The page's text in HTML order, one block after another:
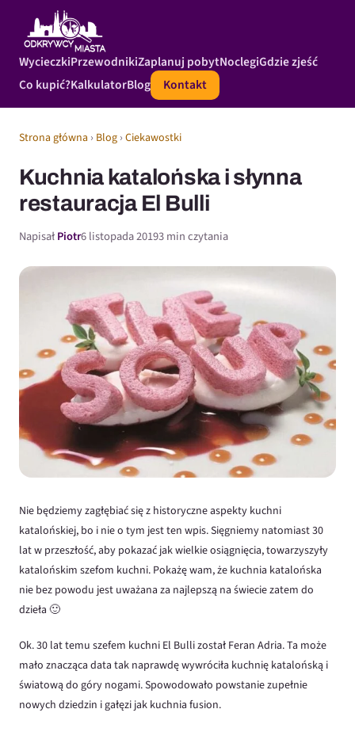
WycieczkiPrzewodnikiZaplanuj pobytNoclegiGdzie zjeść
Co kupić?KalkulatorBlog Kontakt
Strona główna › Blog ›Ciekawostki
Kuchnia katalońska i słynna
restauracja El Bulli
NapisałPiotr6 listopada 20193 min czytania
Nie będziemy zagłębiać się z historyczne aspekty kuchni
katalońskiej, bo i nie o tym jest ten wpis. Sięgniemy natomiast 30
lat w przeszłość, aby pokazać jak wielkie osiągnięcia, towarzyszyły
katalońskim szefom kuchni. Pokażę wam, że kuchnia katalońska
nie bez powodu jest uważana za najlepszą na świecie zatem do
dzieła 🙂
Ok. 30 lat temu szefem kuchni El Bulli został Feran Adria. Ta może
mało znacząca data tak naprawdę wywróciła kuchnię katalońską i
światową do góry nogami. Spowodowało powstanie zupełnie
nowych dziedzin i gałęzi jak kuchnia fusion.